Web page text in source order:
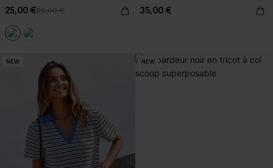
25,00 €29,00 € 35,00 €
NEW NEW